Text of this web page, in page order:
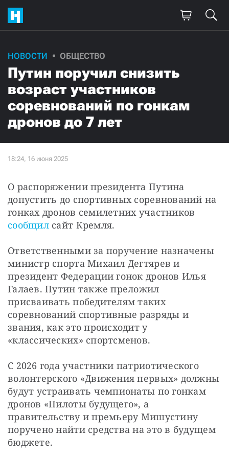
НОВОСТИ ОБЩЕСТВО
Путин поручил снизить
возраст участников
соревнований по гонкам
дронов до 7 лет
О распоряжении президента Путина
допустить до спортивных соревнований на
сообщил сайт Кремля.
Ответственными за поручение назначены
министр спорта Михаил Дегтярев и
президент Федерации гонок дронов Илья
Галаев. Путин также преложил
присваивать победителям таких
соревнований спортивные разряды и
звания, как это происходит у
«классических» спортсменов.
С 2026 года участники патриотического
волонтерского «Движения первых» должны
будут устраивать чемпионаты по гонкам
дронов «Пилоты будущего», а
правительству и премьеру Мишустину
поручено найти средства на это в будущем
бюджете.